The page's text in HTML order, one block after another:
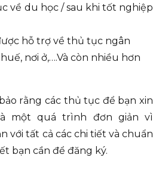
về du học / sau khi tốt nghiệp
hỗ trợ về thủ tục ngân
nơi ở,….Và còn nhiều hơn
rằng các thủ tục để bạn xin
một quá trình đơn giản vì
với tất cả các chi tiết và chuẩn
bạn cần để đăng ký.